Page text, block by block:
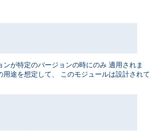
が特定のバージョンの時にのみ 適用されま
途を想定して、 このモジュールは設計されて